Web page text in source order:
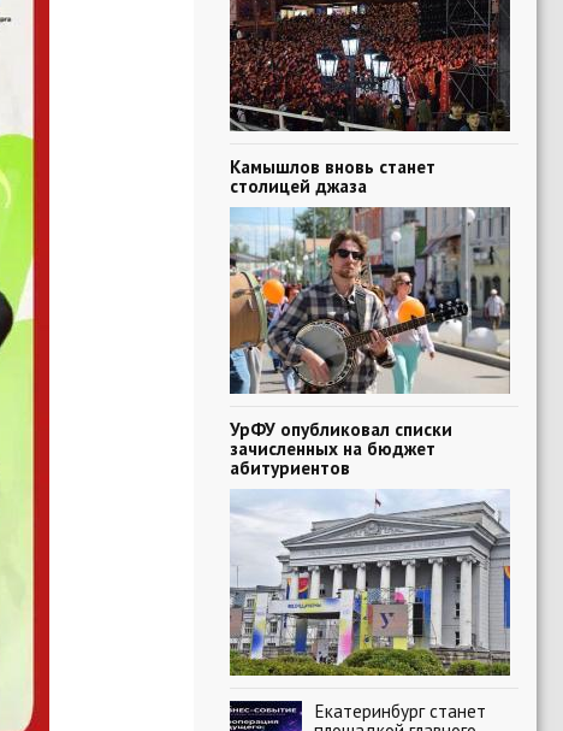
Камышлов вновь станет
столицей джаза
УрФУ опубликовал списки
зачисленных на бюджет
абитуриентов
Екатеринбург станет